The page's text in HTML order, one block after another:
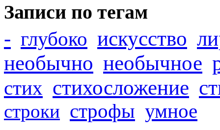
Записи по тегам
- глубоко искусство
необычно необычное
стих стихосложение
строки строфы умное